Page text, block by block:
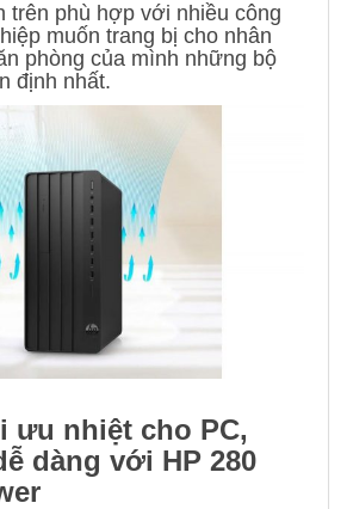
trên phù hợp với nhiều công
muốn trang bị cho nhân
phòng của mình những bộ
định nhất.
ưu nhiệt cho PC,
dàng với HP 280